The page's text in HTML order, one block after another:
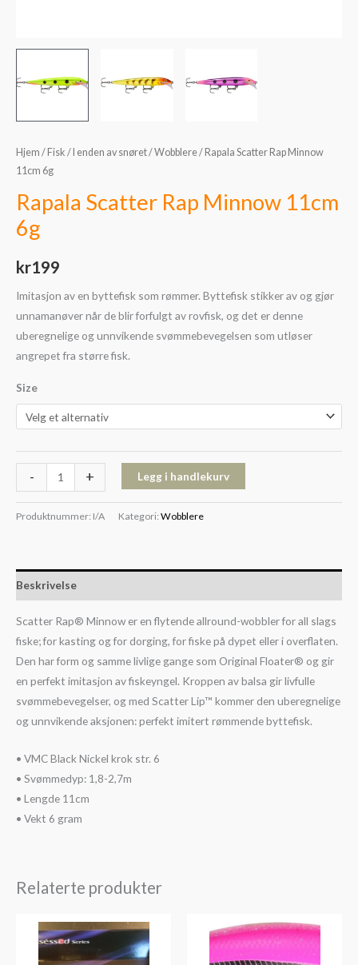
Hjem / Fisk / I enden av snøret/Wobblere/ Rapala Scatter Rap Minnow
11cm 6g
Rapala Scatter Rap Minnow 11cm
6g
kr199
Imitasjon av en byttefisk som rømmer. Byttefisk stikker av og gjør
unnamanøver når de blir forfulgt av rovfisk, og det er denne
uberegnelige og unnvikende svømmebevegelsen som utløser
angrepet fra større fisk.
Size
- + Legg i handlekurv
Produktnummer: I/A Kategori: Wobblere
Beskrivelse
Scatter Rap® Minnow er en flytende allround-wobbler for all slags
fiske; for kasting og for dorging, for fiske på dypet eller i overflaten.
Den har form og samme livlige gange som Original Floater® og gir
en perfekt imitasjon av fiskeyngel. Kroppen av balsa gir livfulle
svømmebevegelser, og med Scatter Lip™ kommer den uberegnelige
og unnvikende aksjonen: perfekt imitert rømmende byttefisk.
• VMC Black Nickel krok str. 6
• Svømmedyp: 1,8-2,7m
• Lengde 11cm
• Vekt 6 gram
Relaterte produkter
Prisområde:
kr99
til
kr119